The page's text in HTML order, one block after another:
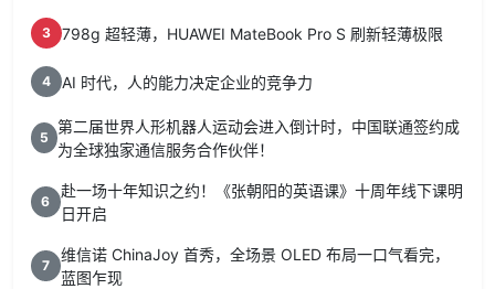
3 798g 超轻薄，HUAWEI MateBook Pro S 刷新轻薄极限
4 AI 时代，人的能力决定企业的竞争力
5
第二届世界人形机器人运动会进入倒计时，中国联通签约成
为全球独家通信服务合作伙伴！
6
赴一场十年知识之约！《张朝阳的英语课》十周年线下课明
日开启
7
维信诺 ChinaJoy 首秀，全场景 OLED 布局一口气看完，
蓝图乍现